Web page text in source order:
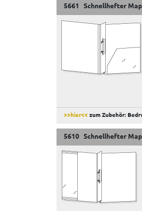
5661 Schnellhefter
>>hier<<zum Zubehör:
5610 Schnellhefter